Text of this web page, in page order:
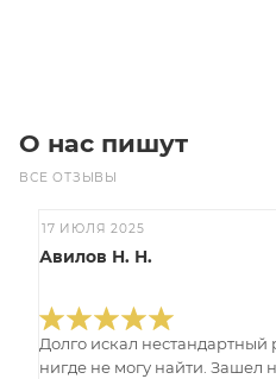
О нас пишут
ВСЕ ОТЗЫВЫ
17 ИЮЛЯ 2025
Авилов Н. Н.
Долго искал
нигде не могу найти. Зашел